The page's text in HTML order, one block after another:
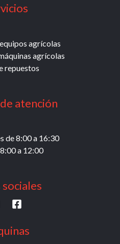
agrícolas
agrícolas
repuestos
atención
de 8:00 a 16:30
a 12:00
sociales